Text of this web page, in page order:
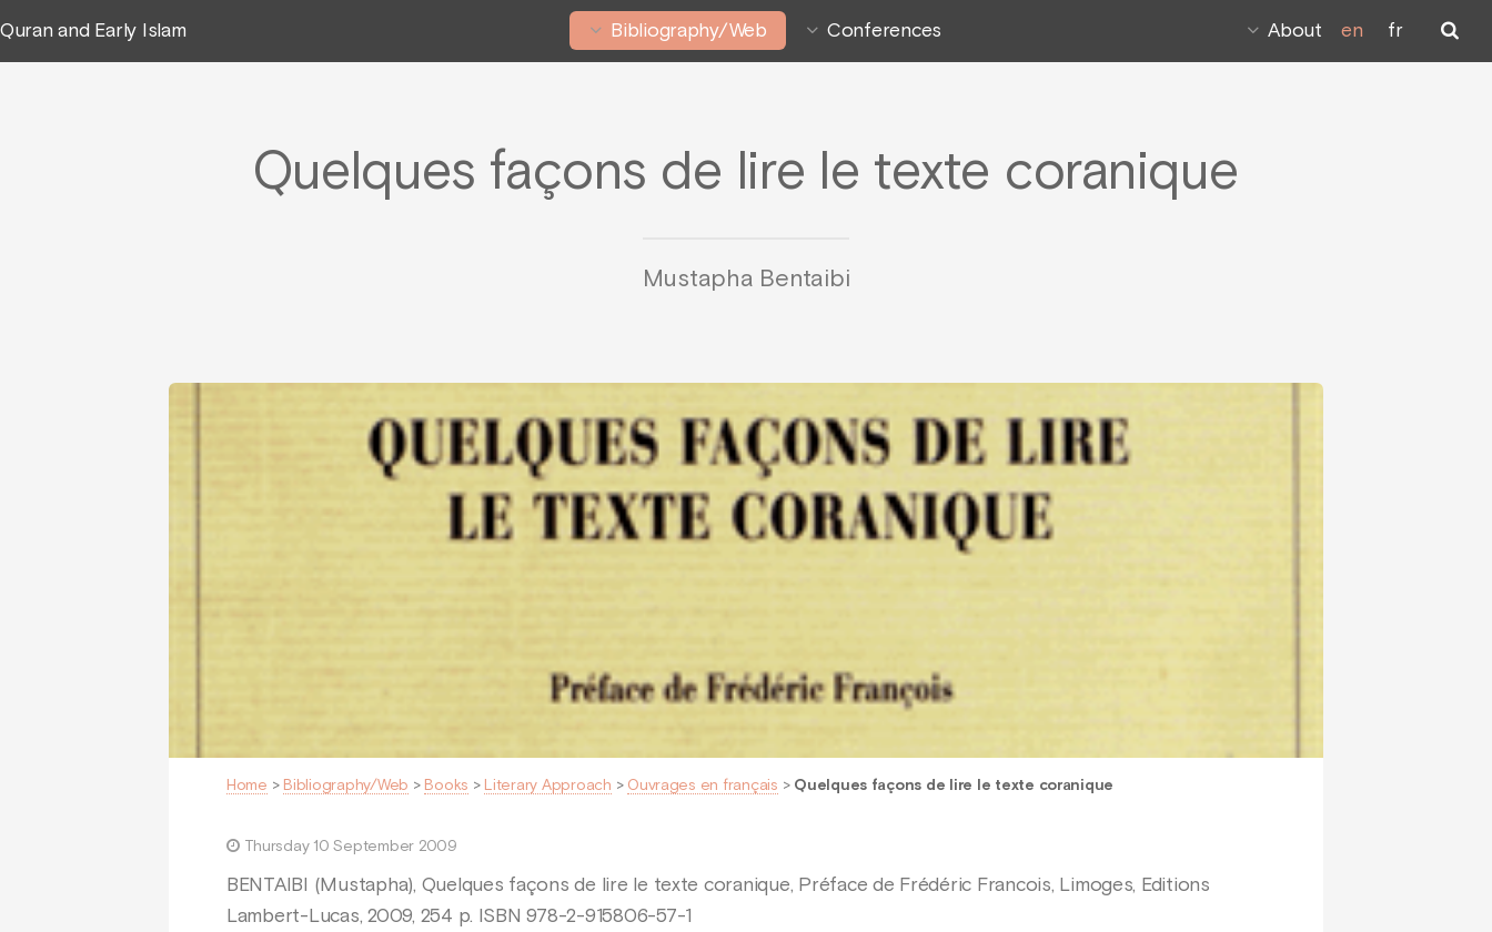
Quran and Early Islam Bibliography/Web Conferences About en fr
Quelques façons de lire le texte coranique
Mustapha Bentaibi
Home > Bibliography/Web > Books > Literary Approach > Ouvrages en français > Quelques façons de lire le texte coranique
Thursday 10 September 2009
BENTAIBI (Mustapha), Quelques façons de lire le texte coranique, Préface de Frédéric Francois, Limoges, Editions
Lambert-Lucas, 2009, 254 p. ISBN 978-2-915806-57-1